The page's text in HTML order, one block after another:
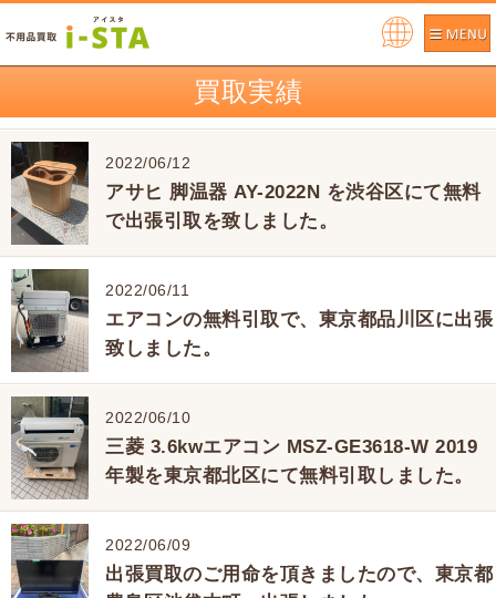
買取実績
2022/06/12
アサヒ 脚温器 AY-2022N を渋谷区にて無料
で出張引取を致しました。
2022/06/11
エアコンの無料引取で、東京都品川区に出張
致しました。
2022/06/10
三菱 3.6kwエアコン MSZ-GE3618-W 2019
年製を東京都北区にて無料引取しました。
2022/06/09
出張買取のご用命を頂きましたので、東京都